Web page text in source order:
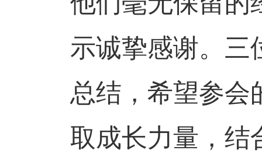
示诚挚感谢。三
总结，希望参会
取成长力量，结